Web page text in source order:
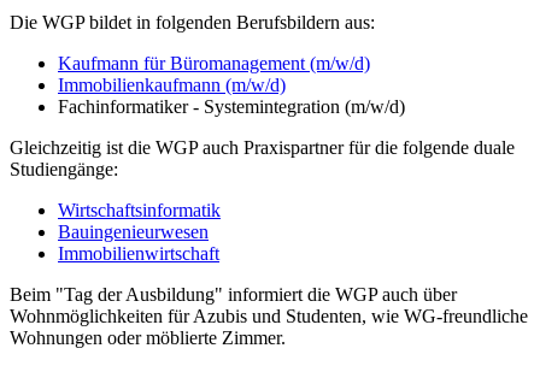
Die WGP bildet in folgenden Berufsbildern aus:
Kaufmann für Büromanagement (m/w/d)
Immobilienkaufmann (m/w/d)
Fachinformatiker - Systemintegration (m/w/d)
Gleichzeitig ist die WGP auch Praxispartner für die folgende duale
Studiengänge:
Wirtschaftsinformatik
Bauingenieurwesen
Immobilienwirtschaft
Beim "Tag der Ausbildung" informiert die WGP auch über
Wohnmöglichkeiten für Azubis und Studenten, wie WG-freundliche
Wohnungen oder möblierte Zimmer.